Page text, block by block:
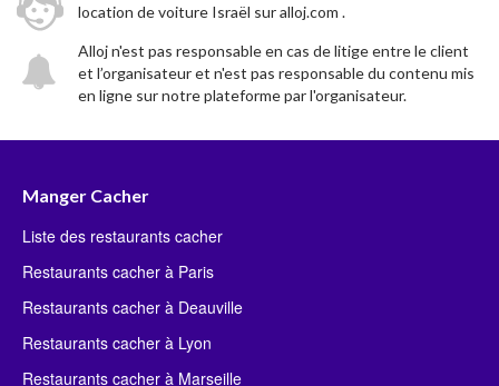
location de voiture Israël sur alloj.com .
Alloj n'est pas responsable en cas de litige entre le client
et l’organisateur et n'est pas responsable du contenu mis
en ligne sur notre plateforme par l'organisateur.
Manger Cacher
Liste des restaurants cacher
Restaurants cacher à Paris
Restaurants cacher à Deauville
Restaurants cacher à Lyon
Restaurants cacher à Marseille